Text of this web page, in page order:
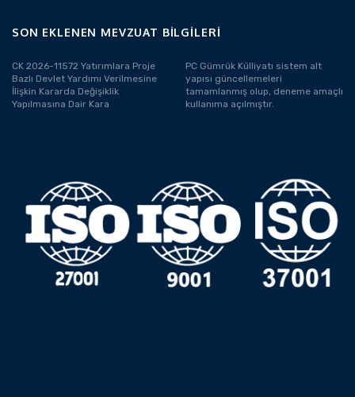
SON EKLENEN MEVZUAT BILGILERI
CK 2026-11572 Yatırımlara Proje
Bazlı Devlet Yardımı Verilmesine
İlişkin Kararda Değişiklik
Yapılmasına Dair Kara
PC Gümrük Külliyatı sistem alt
yapısı güncellemeleri
tamamlanmış olup, deneme amaçlı
kullanıma açılmıştır.